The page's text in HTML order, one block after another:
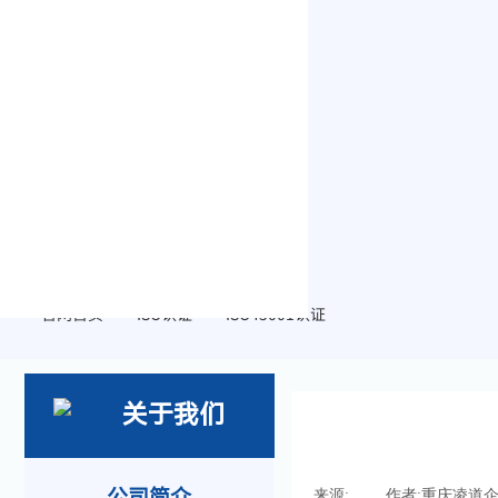
官网首页 ISO认证 ISO45001认证
关于我们